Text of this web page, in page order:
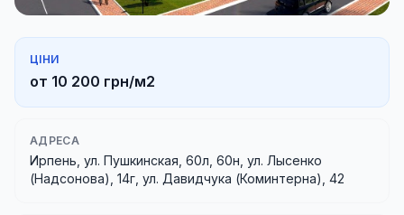
ЦІНИ
от 10 200 грн/м2
АДРЕСА
Ирпень, ул. Пушкинская, 60л, 60н, ул. Лысенко
(Надсонова), 14г, ул. Давидчука (Коминтерна), 42